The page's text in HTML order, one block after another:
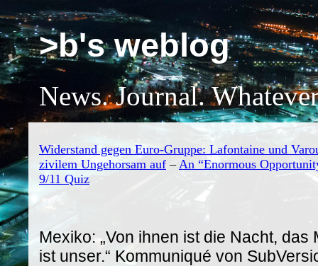
>b's weblog
News. Journal.
Widerstand gegen Euro-Gruppe: Lafontaine und
zivilem Ungehorsam auf – An “Enormous
9/11 Quiz
Mexiko: „Von ihnen ist die Nacht, das
ist unser.“ Kommuniqué von